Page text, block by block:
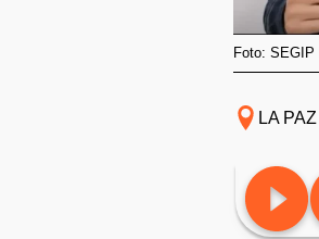
Foto: SEGIP
LA PAZ